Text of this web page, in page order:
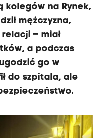
kolegów na Rynek,
mężczyzna,
– miał
a podczas
go w
do szpitala, ale